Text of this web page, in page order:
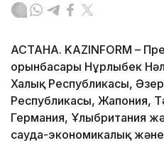
АСТАНА. KAZINFORM –
орынбасары Нұрлыбек
Халық Республикасы,
Республикасы, Жапония,
Германия, Ұлыбритания
сауда-экономикалық